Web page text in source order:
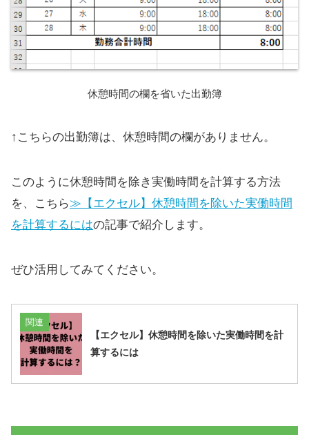
休憩時間の欄を省いた出勤簿
↑こちらの出勤簿は、休憩時間の欄がありません。
このように休憩時間を除き実働時間を計算する方法
を、こちら≫【エクセル】休憩時間を除いた実働時間
を計算するにはの記事で紹介します。
ぜひ活用してみてください。
関連
【エクセル】休憩時間を除いた実働時間を計
算するには